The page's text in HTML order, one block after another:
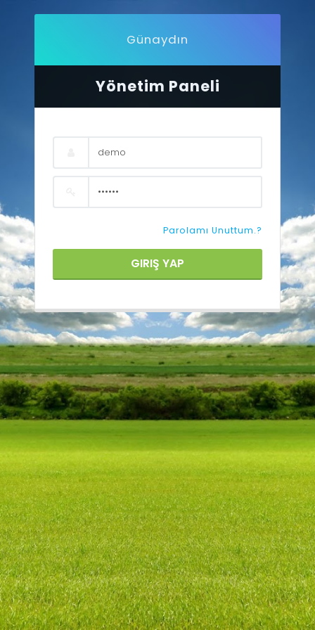
Günaydın
Yönetim Paneli
Parolamı Unuttum.?